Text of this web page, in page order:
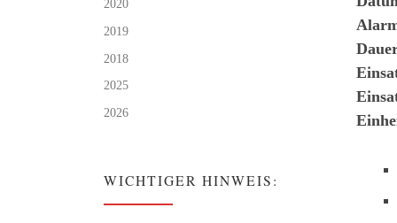
2020
2019
2018
2025
2026
WICHTIGER HINWEIS: